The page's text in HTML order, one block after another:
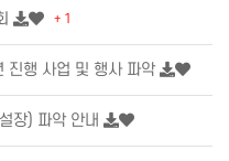
+ 1
행 사업 및 행사 파악
장) 파악 안내